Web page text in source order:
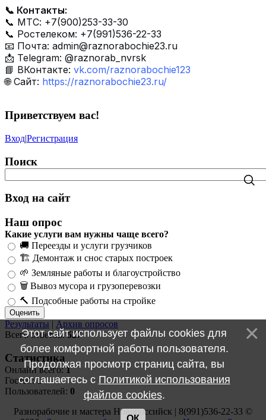
📞 Контакты:
📞 МТС: +7(900)253-33-30
📞 Ростелеком: +7(991)536-22-33
📧 Почта: admin@raznorabochie23.ru
📩 Telegram: @raznorab_nvrsk
📘 ВКонтакте: vk.com/raznorabochie123
🌐 Сайт: https://raznorabochie23.ru/
Приветствуем вас!
Вход|Регистрация
Поиск
Вход на сайт
Наш опрос
Какие услуги вам нужны чаще всего?
🚚 Переезды и услуги грузчиков
🏗️ Демонтаж и снос старых построек
🌱 Земляные работы и благоустройство
🗑️ Вывоз мусора и грузоперевозки
🔨 Подсобные работы на стройке
Результаты | Архив опросов
Всего ответов:527
Статистика
Онлайн всего:1
Гостей:1
Пользователей: 0
Разнорабочие и мастера Новороссийск | 8(991)536-22-33 ©
Этот сайт использует файлы cookies для
более комфортной работы пользователя.
Продолжая просмотр страниц сайта, вы
соглашаетесь с Политикой использования
файлов cookies.